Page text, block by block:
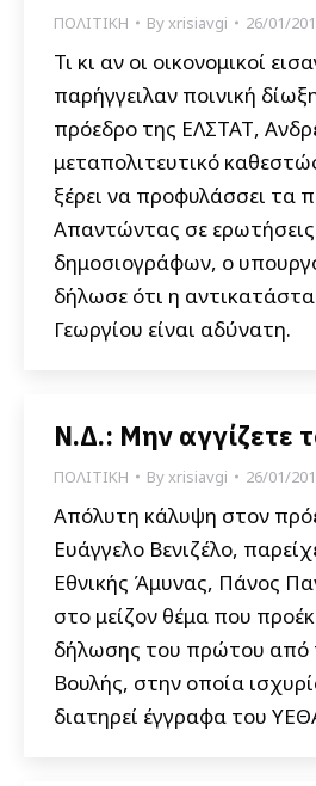
ΠΟΛΙΤΙΚΗ Byxrisiavgi 26/01/
Τι κι αν οι οικονομικοί
παρήγγειλαν ποινική
πρόεδρο της ΕΛΣΤΑΤ,
μεταπολιτευτικό
ξέρει να προφυλάσσει τα
Απαντώντας σε ερωτήσεις
δημοσιογράφων, ο
δήλωσε ότι η
Γεωργίου είναι αδύνατη.
Ν.Δ.: Μην αγγίζετε
ΠΟΛΙΤΙΚΗ Byxrisiavgi 26/01/
Απόλυτη κάλυψη στον
Ευάγγελο Βενιζέλο,
Εθνικής Άμυνας, Πάνος
στο μείζον θέμα που
δήλωσης του πρώτου από
Βουλής, στην οποία
διατηρεί έγγραφα του